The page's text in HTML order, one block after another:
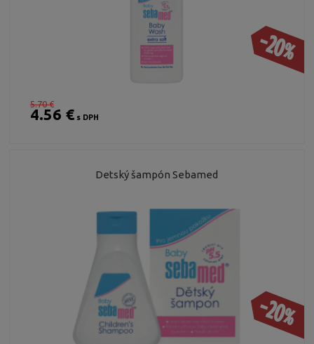
-20%
5.70 €
4.56 €s DPH
-20%
Detský šampón Sebamed